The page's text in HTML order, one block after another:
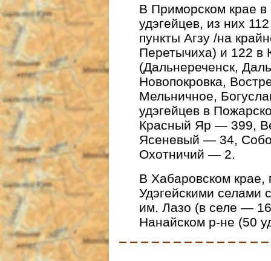
В Приморском крае в
удэгейцев, из них
пункты Агзу /на
Перетычиха) и 122 в
(Дальнереченск,
Новопокровка,
Мельничное,
удэгейцев в
Красный Яр — 399,
Ясеневый — 34,
Охотничий — 2.
В Хабаровском крае,
Удэгейскими селами
им. Лазо (в селе —
Нанайском р-не (50